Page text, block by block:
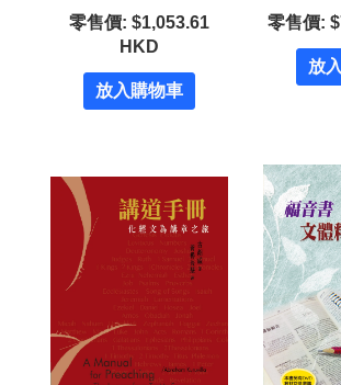
零售價: $1,053.61
HKD
放入購物車
零售價: